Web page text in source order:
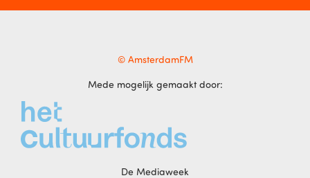
© AmsterdamFM
Mede mogelijk gemaakt door:
De Mediaweek